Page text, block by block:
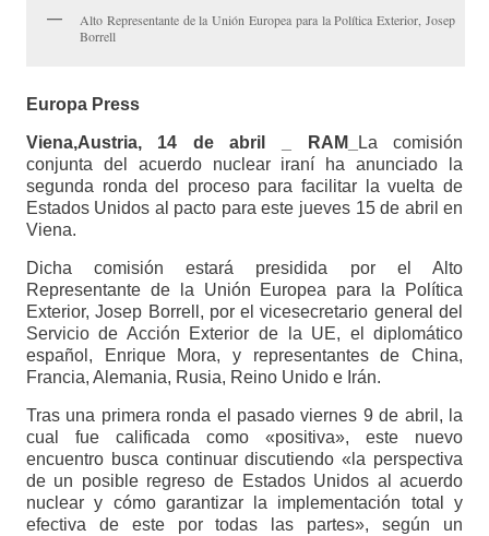
Alto Representante de la Unión Europea para la Política Exterior, Josep
Borrell
Europa Press
Viena,Austria, 14 de abril _ RAM_
La comisión
conjunta del acuerdo nuclear iraní ha anunciado la
segunda ronda del proceso para facilitar la vuelta de
Estados Unidos al pacto para este jueves 15 de abril en
Viena.
Dicha comisión estará presidida por el Alto
Representante de la Unión Europea para la Política
Exterior, Josep Borrell, por el vicesecretario general del
Servicio de Acción Exterior de la UE, el diplomático
español, Enrique Mora, y representantes de China,
Francia, Alemania, Rusia, Reino Unido e Irán.
Tras una primera ronda el pasado viernes 9 de abril, la
cual fue calificada como «positiva», este nuevo
encuentro busca continuar discutiendo «la perspectiva
de un posible regreso de Estados Unidos al acuerdo
nuclear y cómo garantizar la implementación total y
efectiva de este por todas las partes», según un